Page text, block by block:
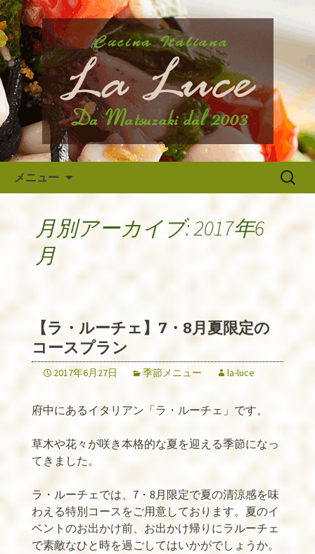
府中のイタリア料理『ラ・ルー
チェ』の最新情報
府中市、国分寺、調布などから近いイ
タリア料理『ラ・ルーチェ』のブログ
です。旬の食材の入荷情報や、新メニ
ュー・限定メニューなどの最新情報、
アルバイトさんや調理スタッフの求人
情報まで幅広く当店の情報をお届けい
たします。
メニュー
検
月別アーカイブ: 2017年6
月
【ラ・ルーチェ】7・8月夏限定の
コースプラン
2017年6月27日 季節メニュー la-luce
府中にあるイタリアン「ラ・ルーチェ」です。
草木や花々が咲き本格的な夏を迎える季節になっ
てきました。
ラ・ルーチェでは、7・8月限定で夏の清涼感を味
わえる特別コースをご用意しております。夏のイ
ベントのお出かけ前、お出かけ帰りにラルーチェ
で素敵なひと時を過ごしてはいかがでしょうか。